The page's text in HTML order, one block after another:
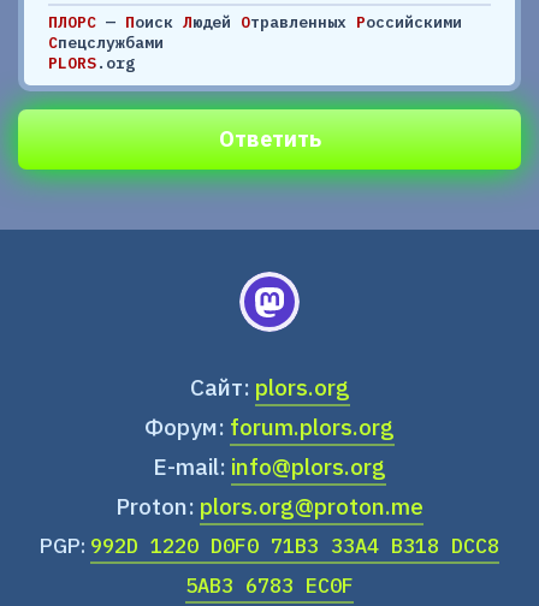
ПЛОРС — Поиск Людей Отравленных Российскими
Спецслужбами
PLORS.org
Ответить
Сайт: plors.org
Форум: forum.plors.org
E-mail: info@plors.org
Proton: plors.org@proton.me
PGP: 992D 1220 D0F0 71B3 33A4 B318 DCC8
5AB3 6783 EC0F